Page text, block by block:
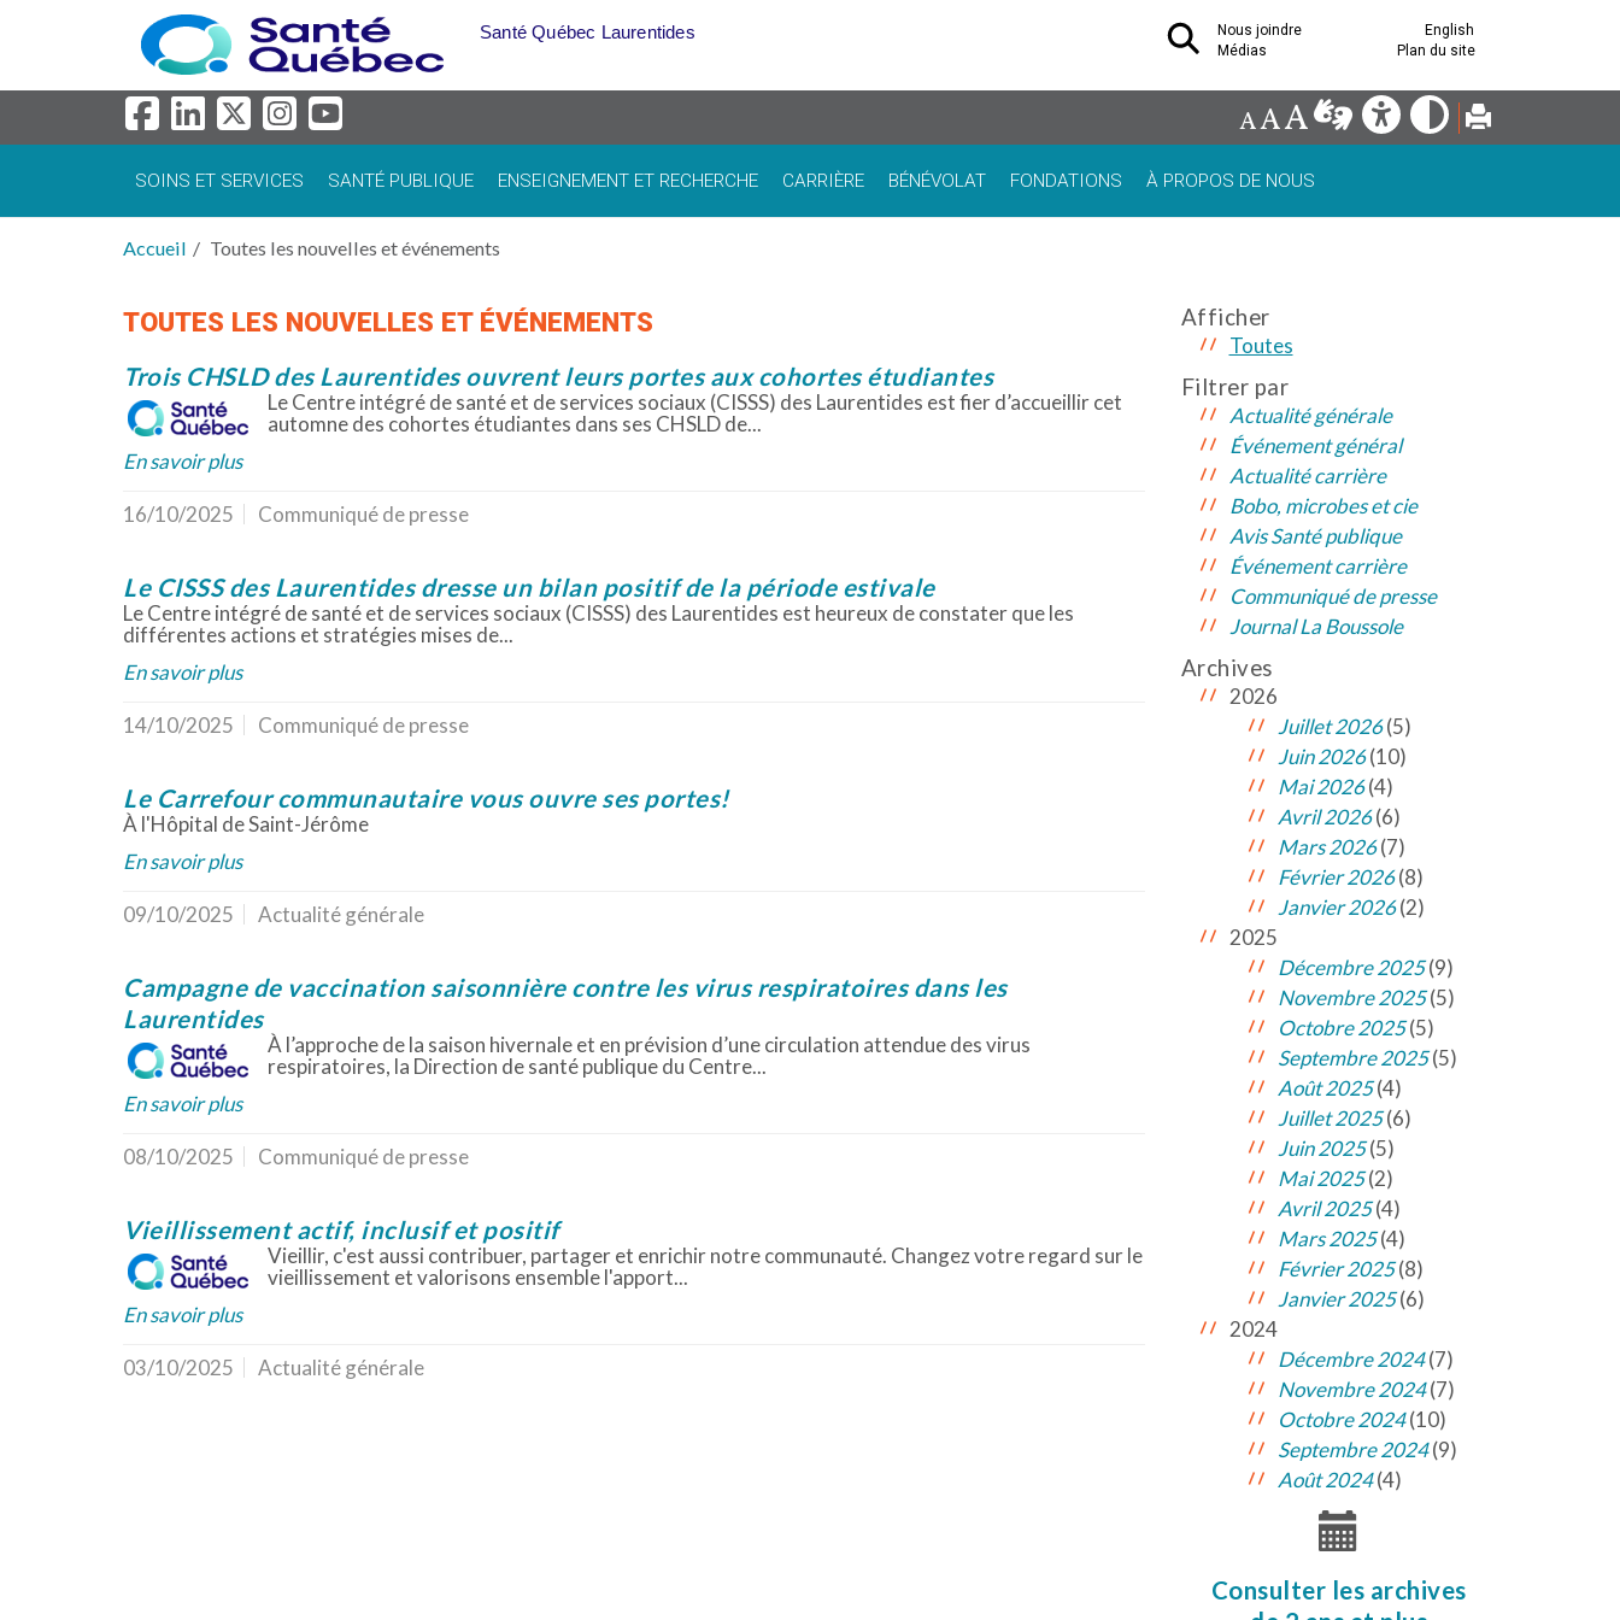
Aller au menu principal
Nous joindre
English
Médias
Plan du site
Santé Québec Laurentides
SOINS ET SERVICES SANTÉ PUBLIQUE ENSEIGNEMENT ET RECHERCHE CARRIÈRE BÉNÉVOLAT FONDATIONS À PROPOS DE NOUS
Accueil Toutes les nouvelles et événements
TOUTES LES NOUVELLES ET ÉVÉNEMENTS
Trois CHSLD des Laurentides ouvrent leurs portes aux cohortes étudiantes
Le Centre intégré de santé et de services sociaux (CISSS) des Laurentides est fier d’accueillir cet
automne des cohortes étudiantes dans ses CHSLD de...
En savoir plus
16/10/2025 Communiqué de presse
Le CISSS des Laurentides dresse un bilan positif de la période estivale
Le Centre intégré de santé et de services sociaux (CISSS) des Laurentides est heureux de constater que les
différentes actions et stratégies mises de...
En savoir plus
14/10/2025 Communiqué de presse
Le Carrefour communautaire vous ouvre ses portes!
À l'Hôpital de Saint-Jérôme
En savoir plus
09/10/2025 Actualité générale
Campagne de vaccination saisonnière contre les virus respiratoires dans les
Laurentides
À l’approche de la saison hivernale et en prévision d’une circulation attendue des virus
respiratoires, la Direction de santé publique du Centre...
En savoir plus
08/10/2025 Communiqué de presse
Vieillissement actif, inclusif et positif
Vieillir, c'est aussi contribuer, partager et enrichir notre communauté. Changez votre regard sur le
vieillissement et valorisons ensemble l'apport...
En savoir plus
03/10/2025 Actualité générale
Afficher
Toutes
Filtrer par
Actualité générale
Événement général
Actualité carrière
Bobo, microbes et cie
Avis Santé publique
Événement carrière
Communiqué de presse
Journal La Boussole
Archives
2026
Juillet 2026(5)
Juin 2026(10)
Mai 2026(4)
Avril 2026(6)
Mars 2026(7)
Février 2026(8)
Janvier 2026(2)
2025
Décembre 2025(9)
Novembre 2025(5)
Octobre 2025(5)
Septembre 2025(5)
Août 2025(4)
Juillet 2025(6)
Juin 2025(5)
Mai 2025(2)
Avril 2025(4)
Mars 2025(4)
Février 2025(8)
Janvier 2025(6)
2024
Décembre 2024(7)
Novembre 2024(7)
Octobre 2024(10)
Septembre 2024(9)
Août 2024(4)
Consulter les archives